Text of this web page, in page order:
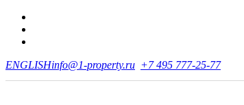
ENGLISHinfo@1-property.ru +7 495 777-25-77